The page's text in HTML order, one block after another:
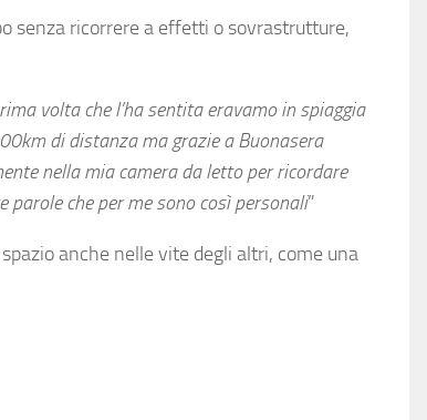
senza ricorrere a effetti o sovrastrutture,
volta che l’ha sentita eravamo in spiaggia
di distanza ma grazie a Buonasera
nella mia camera da letto per ricordare
parole che per me sono cosìpersonali”
anche nelle vite degli altri, come una